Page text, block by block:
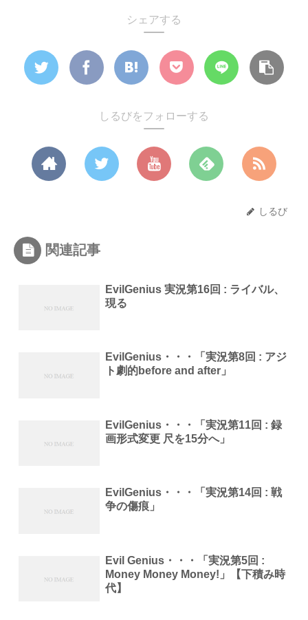
シェアする
しるびをフォローする
しるび
関連記事
EvilGenius 実況第16回 : ライバル、
現る
EvilGenius・・・「実況第8回 : アジ
ト劇的before and after」
EvilGenius・・・「実況第11回 : 録
画形式変更 尺を15分へ」
EvilGenius・・・「実況第14回 : 戦
争の傷痕」
Evil Genius・・・「実況第5回 :
Money Money Money!」【下積み時
代】